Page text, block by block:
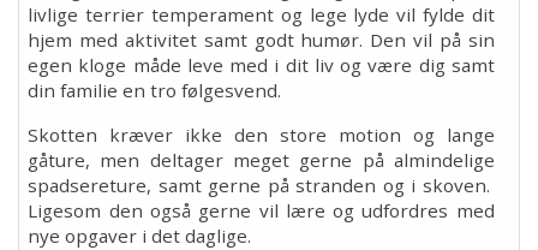
100th anniversary
livlige terrier temperament og lege lyde vil fylde dit
hjem med aktivitet samt godt humør. Den vil på sin
egen kloge måde leve med i dit liv og være dig samt
din familie en tro følgesvend.
Skotten kræver ikke den store motion og lange
gåture, men deltager meget gerne på almindelige
spadsereture, samt gerne på stranden og i skoven.
Ligesom den også gerne vil lære og udfordres med
nye opgaver i det daglige.